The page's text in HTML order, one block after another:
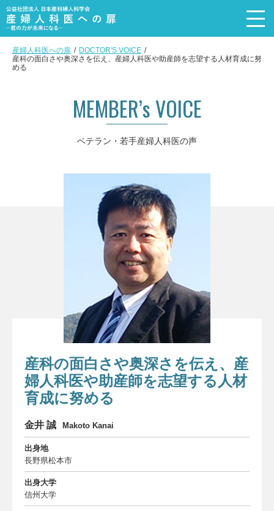
トップページ
メッセージ
Subspecialty
産婦人科医の声
産婦人科医の実態
委員会について
お知らせ
お問い合わせ
Contact
ダウンロード
Download
THANKS
THANKS
サイトマップ
Site map
産婦人科医への扉
DOCTOR'S VOICE
産科の面白さや奥深さを伝え、産婦人科医や助産師を志望する人材育成に努
める
MEMBER’s VOICE
ベテラン・若手産婦人科医の声
産科の面白さや奥深さを伝え、産
婦人科医や助産師を志望する人材
育成に努める
金井 誠 Makoto Kanai
出身地
長野県松本市
出身大学
信州大学